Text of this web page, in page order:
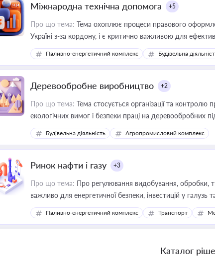
Міжнародна технічна допомога +5
Про що тема: Тема охоплює процеси правового
Україні з-за кордону, і є критично важливою для
інфраструктурних проєктів
Паливно-енергетичний комплекс Будівельна
Деревообробне виробництво +2
Про що тема: Тема стосується організації та
екологічних вимог і безпеки праці на деревообробних
Будівельна діяльність Агропромисловий комплекс
Ринок нафти і газу +3
Про що тема: Про регулювання видобування, обробки,
важливо для енергетичної безпеки, інвестицій у галузь
Паливно-енергетичний комплекс Транспорт
Каталог